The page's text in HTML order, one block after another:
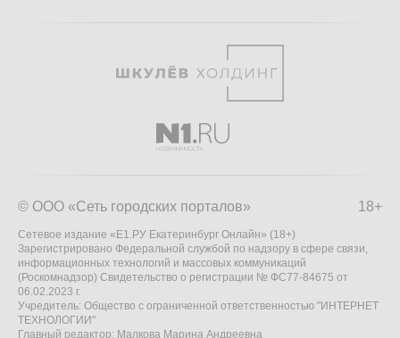
18+
© ООО «Сеть городских порталов»
Сетевое издание «Е1.РУ Екатеринбург Онлайн» (18+)
Зарегистрировано Федеральной службой по надзору в сфере связи,
информационных технологий и массовых коммуникаций
(Роскомнадзор) Свидетельство о регистрации № ФС77-84675 от
06.02.2023 г.
Учредитель: Общество с ограниченной ответственностью "ИНТЕРНЕТ
ТЕХНОЛОГИИ"
Главный редактор: Малкова Марина Андреевна